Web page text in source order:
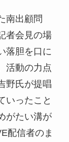
南出顧問
者会見の場
落胆を口に
活動の力点
野氏が提唱
いったこと
がたい溝が
配信者のま